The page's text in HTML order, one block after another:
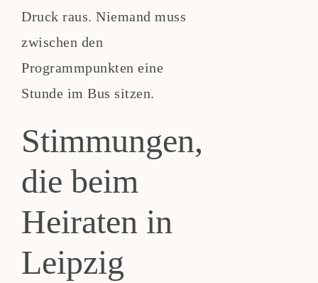
Druck raus. Niemand muss
zwischen den
Programmpunkten eine
Stunde im Bus sitzen.
Stimmungen,
die beim
Heiraten in
Leipzig